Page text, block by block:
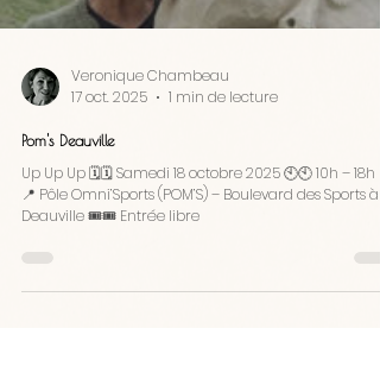
17 oct. 2025
Pom's Deauville
Up Up Up 🗓🗓 Samedi 18 octobre 2025 🕙🕙 10h – 18h